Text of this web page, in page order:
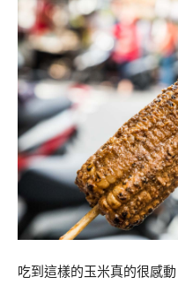
吃到這樣的玉米真的很感